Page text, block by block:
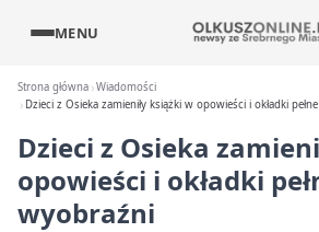
MENU
Strona główna Wiadomości
Dzieci z Osieka zamieniły książki w opowieści i okładki
Dzieci z Osieka
opowieści i okładki
wyobraźni